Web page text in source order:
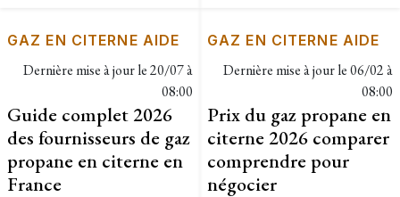
GAZ EN CITERNE AIDE
Dernière mise à jour le20/07 à
08:00
Guide complet 2026
des fournisseurs de gaz
propane en citerne en
France
GAZ EN CITERNE AIDE
Dernière mise à jour le06/02 à
08:00
Prix du gaz propane en
citerne 2026 comparer
comprendre pour
négocier